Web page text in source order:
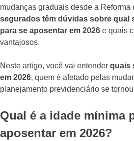
mudanças graduais desde a Reforma
segurados têm dúvidas sobre qual
para se aposentar em 2026 e quais
vantajosos.
Neste artigo, você vai entender quais
em 2026, quem é afetado pelas
planejamento previdenciário se
Qual é a idade mínima
aposentar em 2026?